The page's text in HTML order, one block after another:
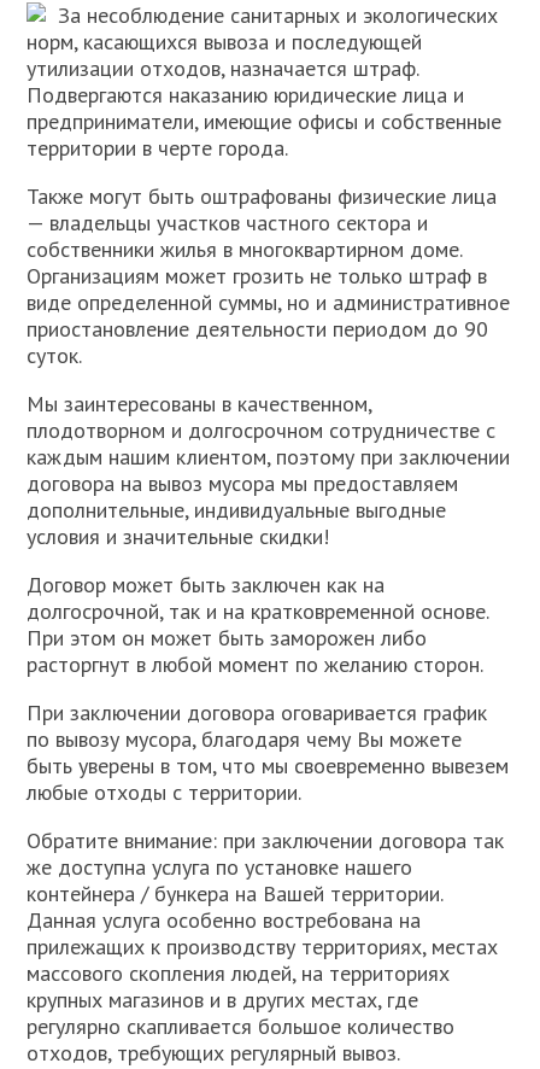
За несоблюдение санитарных и экологических
норм, касающихся вывоза и последующей
утилизации отходов, назначается штраф.
Подвергаются наказанию юридические лица и
предприниматели, имеющие офисы и собственные
территории в черте города.
Также могут быть оштрафованы физические лица
— владельцы участков частного сектора и
собственники жилья в многоквартирном доме.
Организациям может грозить не только штраф в
виде определенной суммы, но и административное
приостановление деятельности периодом до 90
суток.
Мы заинтересованы в качественном,
плодотворном и долгосрочном сотрудничестве с
каждым нашим клиентом, поэтому при заключении
договора на вывоз мусора мы предоставляем
дополнительные, индивидуальные выгодные
условия и значительные скидки!
Договор может быть заключен как на
долгосрочной, так и на кратковременной основе.
При этом он может быть заморожен либо
расторгнут в любой момент по желанию сторон.
При заключении договора оговаривается график
по вывозу мусора, благодаря чему Вы можете
быть уверены в том, что мы своевременно вывезем
любые отходы с территории.
Обратите внимание: при заключении договора так
же доступна услуга по установке нашего
контейнера / бункера на Вашей территории.
Данная услуга особенно востребована на
прилежащих к производству территориях, местах
массового скопления людей, на территориях
крупных магазинов и в других местах, где
регулярно скапливается большое количество
отходов, требующих регулярный вывоз.